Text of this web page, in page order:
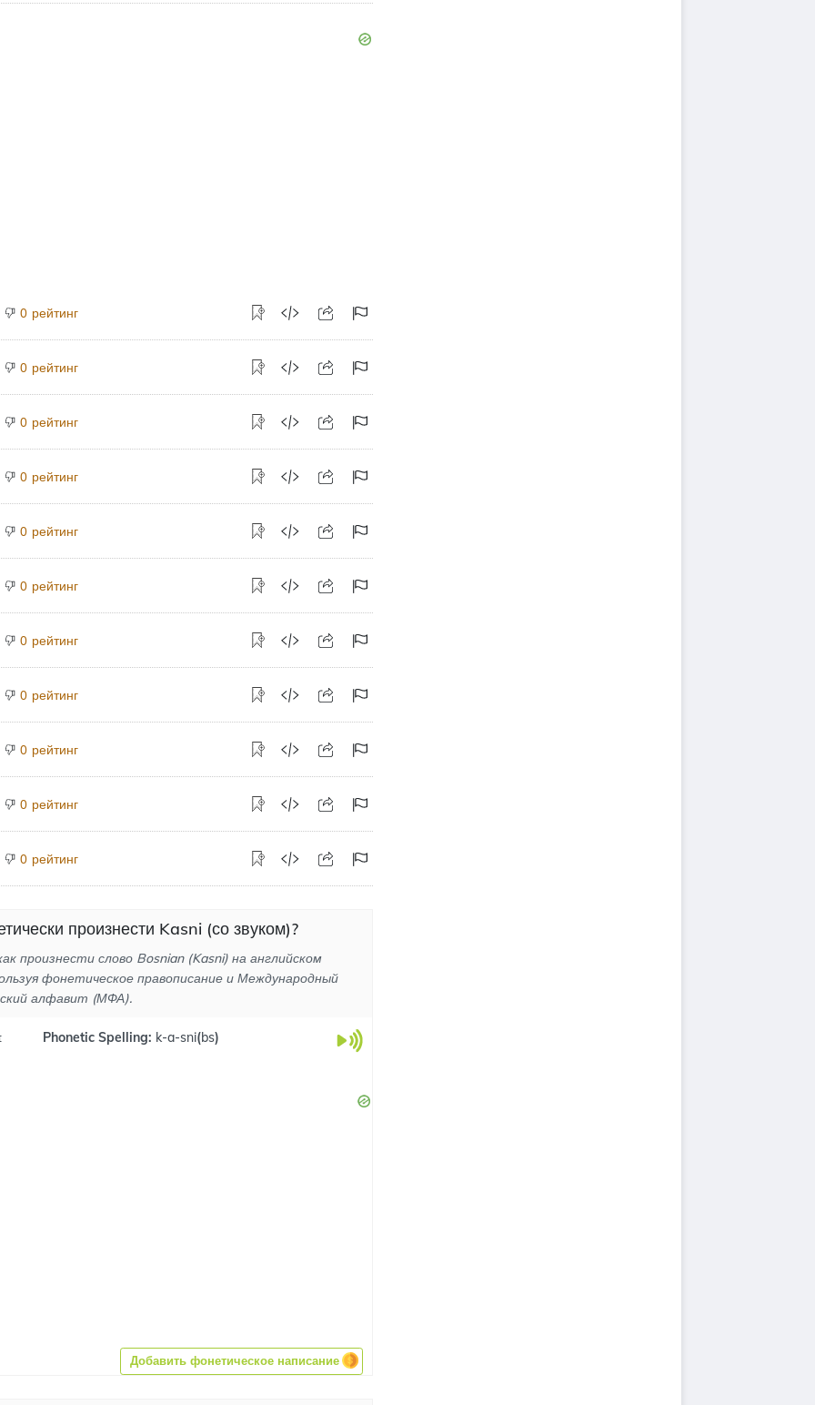
0 рейтинг
0 рейтинг
0 рейтинг
0 рейтинг
0 рейтинг
0 рейтинг
0 рейтинг
0 рейтинг
0 рейтинг
0 рейтинг
0 рейтинг
произнести Kasni (со звуком)?
произнести слово Bosnian (Kasni) на английском
фонетическое правописание и Международный
алфавит (МФА).
Phonetic Spelling: k-a-sni(bs)
Добавить фонетическое написание